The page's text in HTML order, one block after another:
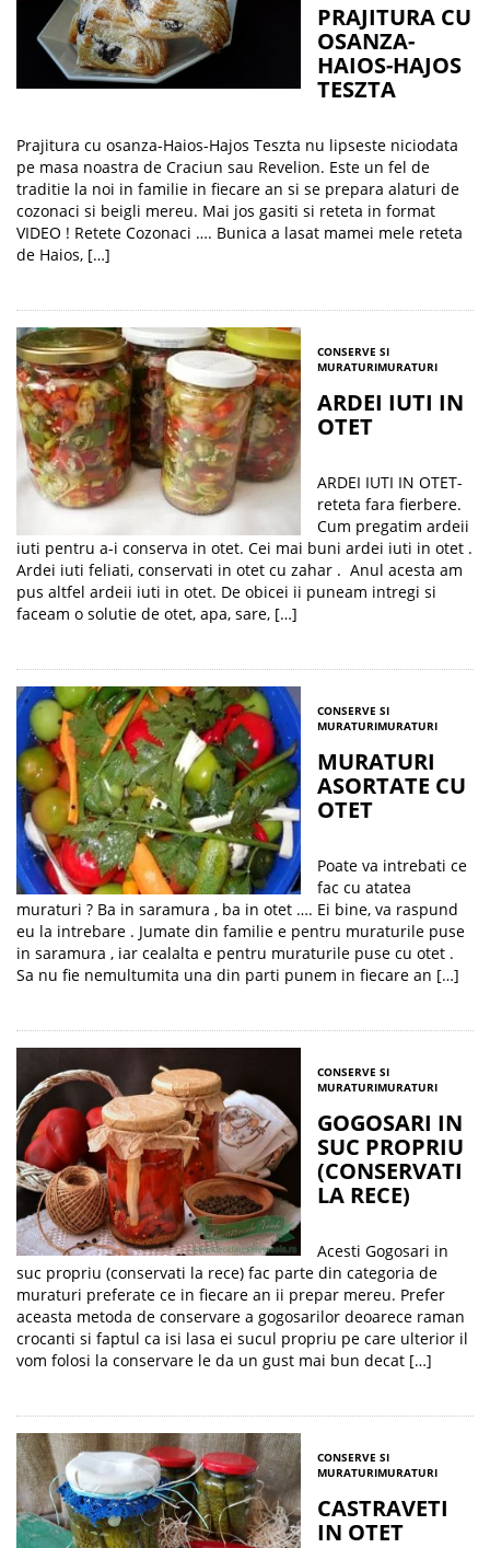
PRAJITURA CU
OSANZA-
HAIOS-HAJOS
TESZTA
Prajitura cu osanza-Haios-Hajos Teszta nu lipseste niciodata
pe masa noastra de Craciun sau Revelion. Este un fel de
traditie la noi in familie in fiecare an si se prepara alaturi de
cozonaci si beigli mereu. Mai jos gasiti si reteta in format
VIDEO ! Retete Cozonaci …. Bunica a lasat mamei mele reteta
de Haios, […]
CONSERVE SI
MURATURIMURATURI
ARDEI IUTI IN
OTET
ARDEI IUTI IN OTET-
reteta fara fierbere.
Cum pregatim ardeii
iuti pentru a-i conserva in otet. Cei mai buni ardei iuti in otet .
Ardei iuti feliati, conservati in otet cu zahar . Anul acesta am
pus altfel ardeii iuti in otet. De obicei ii puneam intregi si
faceam o solutie de otet, apa, sare, […]
CONSERVE SI
MURATURIMURATURI
MURATURI
ASORTATE CU
OTET
Poate va intrebati ce
fac cu atatea
muraturi ? Ba in saramura , ba in otet …. Ei bine, va raspund
eu la intrebare . Jumate din familie e pentru muraturile puse
in saramura , iar cealalta e pentru muraturile puse cu otet .
Sa nu fie nemultumita una din parti punem in fiecare an […]
CONSERVE SI
MURATURIMURATURI
GOGOSARI IN
SUC PROPRIU
(CONSERVATI
LA RECE)
Acesti Gogosari in
suc propriu (conservati la rece) fac parte din categoria de
muraturi preferate ce in fiecare an ii prepar mereu. Prefer
aceasta metoda de conservare a gogosarilor deoarece raman
crocanti si faptul ca isi lasa ei sucul propriu pe care ulterior il
vom folosi la conservare le da un gust mai bun decat […]
CONSERVE SI
MURATURIMURATURI
CASTRAVETI
IN OTET